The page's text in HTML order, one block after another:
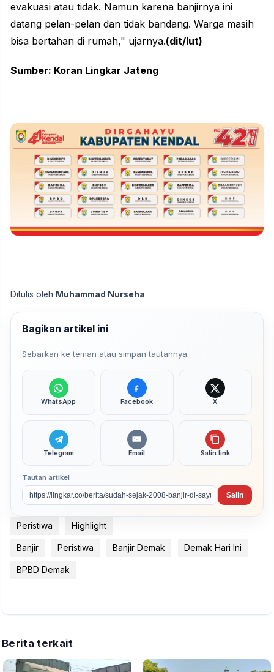
evakuasi atau tidak. Namun karena banjirnya ini
datang pelan-pelan dan tidak bandang. Warga masih
bisa bertahan di rumah," ujarnya.(dit/lut)
Sumber: Koran Lingkar Jateng
Ditulis oleh Muhammad Nurseha
Bagikan artikel ini
Sebarkan ke teman atau simpan tautannya.
WhatsApp Facebook X
Telegram Email Salin link
Tautan artikel
Salin
Peristiwa Highlight
Banjir Peristiwa Banjir Demak Demak Hari Ini
BPBD Demak
Berita terkait